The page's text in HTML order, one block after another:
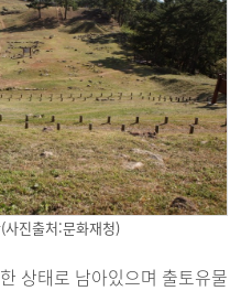
사진출처:문화재청)
상태로 남아있으며 출토유물